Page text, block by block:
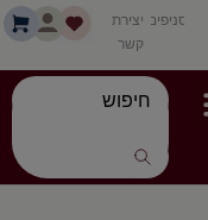
סניפים יצירת
קשר